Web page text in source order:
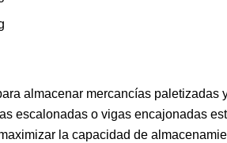
almacenar mercancías paletizadas
escalonadas o vigas encajonadas
la capacidad de